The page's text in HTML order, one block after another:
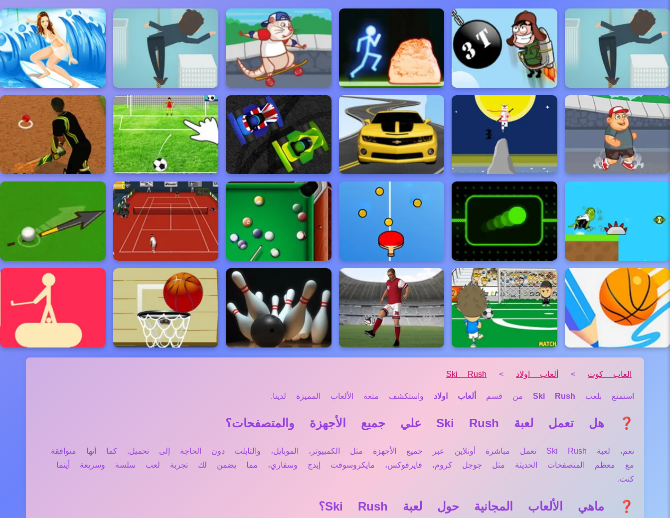
العاب كوت > ألعاب اولاد >
Ski Rush
استمتع بلعب Ski Rush من قسم ألعاب اولاد واستكشف متعة الألعاب المميزة لدينا.
❓ هل تعمل لعبة Ski Rush علي جميع الأجهزة والمتصفحات؟
نعم، لعبة Ski Rush تعمل مباشرة أونلاين عبر جميع الأجهزة مثل الكمبيوتر، الموبايل، والتابلت دون الحاجة إلى تحميل. كما أنها متوافقة
مع معظم المتصفحات الحديثة مثل جوجل كروم، فايرفوكس، مايكروسوفت إيدج وسفاري، مما يضمن لك تجربة لعب سلسة وسريعة أينما
كنت.
❓ ماهي الألعاب المجانية حول لعبة Ski Rush؟